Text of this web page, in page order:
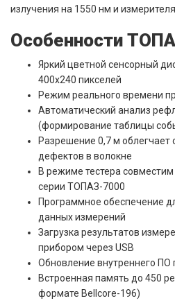
излучения на 1550 нм и
Особенности
Яркий цветной сенсорный
400х240 пикселей
Режим реального времени
Автоматический анализ
(формирование таблицы
Разрешение 0,7 м облегчает
дефектов в волокне
В режиме тестера
серии ТОПАЗ-7000
Программное обеспечение
данных измерений
Загрузка результатов
прибором через USB
Обновление внутреннего ПО
Встроенная память до 450
формате Bellcore-196)